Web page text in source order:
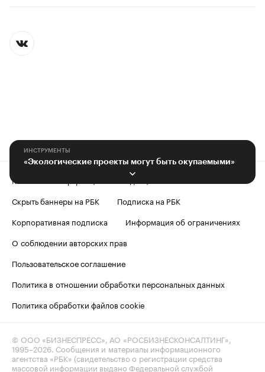
ИНСТРУМЕНТЫ
«Экологические проекты могут быть окупаемыми»
Контактная информация
Скрыть баннеры на РБК
Подписка на РБК
Корпоративная подписка
Информация об ограничениях
О соблюдении авторских прав
Пользовательское соглашение
Политика в отношении обработки персональных данных
Политика обработки файлов cookie
© ООО «БИЗНЕСПРЕСС», АО «РОСБИЗНЕСКОНСАЛТИНГ»,
1995–2026. Сообщения и материалы информационного
агентства «РБК» (свидетельство о регистрации средства
массовой информации выдано Федеральной службой